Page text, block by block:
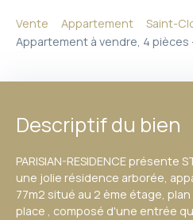
Vente Appartement
Saint-
Appartement à vendre, 4 pièces
Descriptif du bien
PARISIAN-RESIDENCE présente
une jolie résidence arborée,
77m2 situé au 2 ème étage,
place , composé d'une entrée